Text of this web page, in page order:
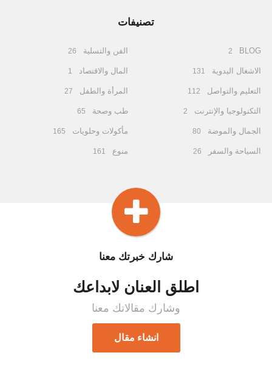
تصنيفات
BLOG
2
الاشغال اليدوية 131
التعليم والتواصل 112
التكنولوجيا والإنترنت 2
الجمال والموضة 80
السياحة والسفر 26
الفن والتسلية 26
المال والاقتصاد 1
المرأة والطفل 27
طب وصحة 65
مأكولات وحلويات 165
منوع 161
شارك خبرتك معنا
اطلق العنان لابداعك
وشارك مقالاتك معنا
انشاء مقال